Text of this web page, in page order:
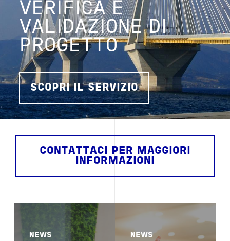
VERIFICA E
VALIDAZIONE DI
PROGETTO
SCOPRI IL SERVIZIO
CONTATTACI PER MAGGIORI
INFORMAZIONI
NEWS NEWS